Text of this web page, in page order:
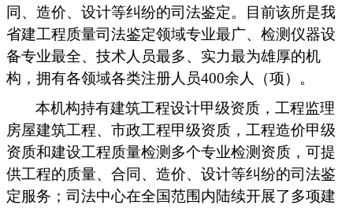
同、造价、设计等纠纷的司法鉴定。目前该所是我
省建工程质量司法鉴定领域专业最广、检测仪器设
备专业最全、技术人员最多、实力最为雄厚的机
构，拥有各领域各类注册人员400余人（项）。
本机构持有建筑工程设计甲级资质，工程监理
房屋建筑工程、市政工程甲级资质，工程造价甲级
资质和建设工程质量检测多个专业检测资质，可提
供工程的质量、合同、造价、设计等纠纷的司法鉴
定服务； 司法中心在全国范围内陆续开展了多项建